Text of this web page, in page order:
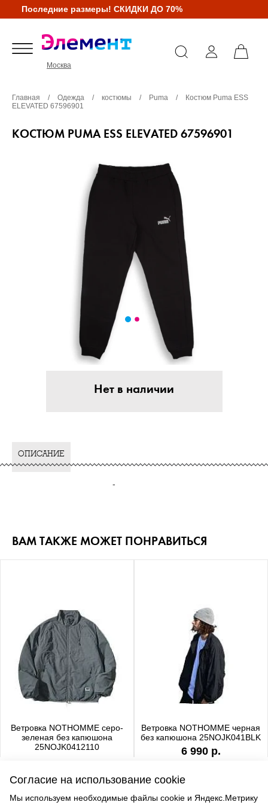
Последние размеры! СКИДКИ ДО 70%
Москва
Главная / Одежда / костюмы / Puma /
Костюм Puma ESS
ELEVATED 67596901
КОСТЮМ PUMA ESS ELEVATED 67596901
Нет в наличии
ОПИСАНИЕ
-
ВАМ ТАКЖЕ МОЖЕТ ПОНРАВИТЬСЯ
Ветровка NOTHOMME серо-
зеленая без капюшона
25NOJK0412110
Ветровка NOTHOMME черная
без капюшона 25NOJK041BLK
6 990 р.
Согласие на использование cookie
Мы используем необходимые файлы cookie и Яндекс.Метрику